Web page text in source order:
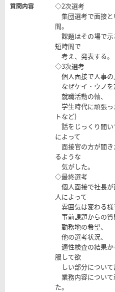
質問内容
◇2次選考
集団選考で面接
間。
課題はその場で示
短時間で
考え、発表する。
◇3次選考
個人面接で人事の
なぜケイ・ウノを
就職活動の軸、
学生時代に頑張っ
トなど)
話をじっくり聞
によって
面接官の方が聞き
るような
気がした。
◇最終選考
個人面接で社長が
人によって
雰囲気は変わる様
事前課題からの質
勤務地の希望、
他の選考状況、
適性検査の結果か
服して欲
しい部分について
業務内容について
た。